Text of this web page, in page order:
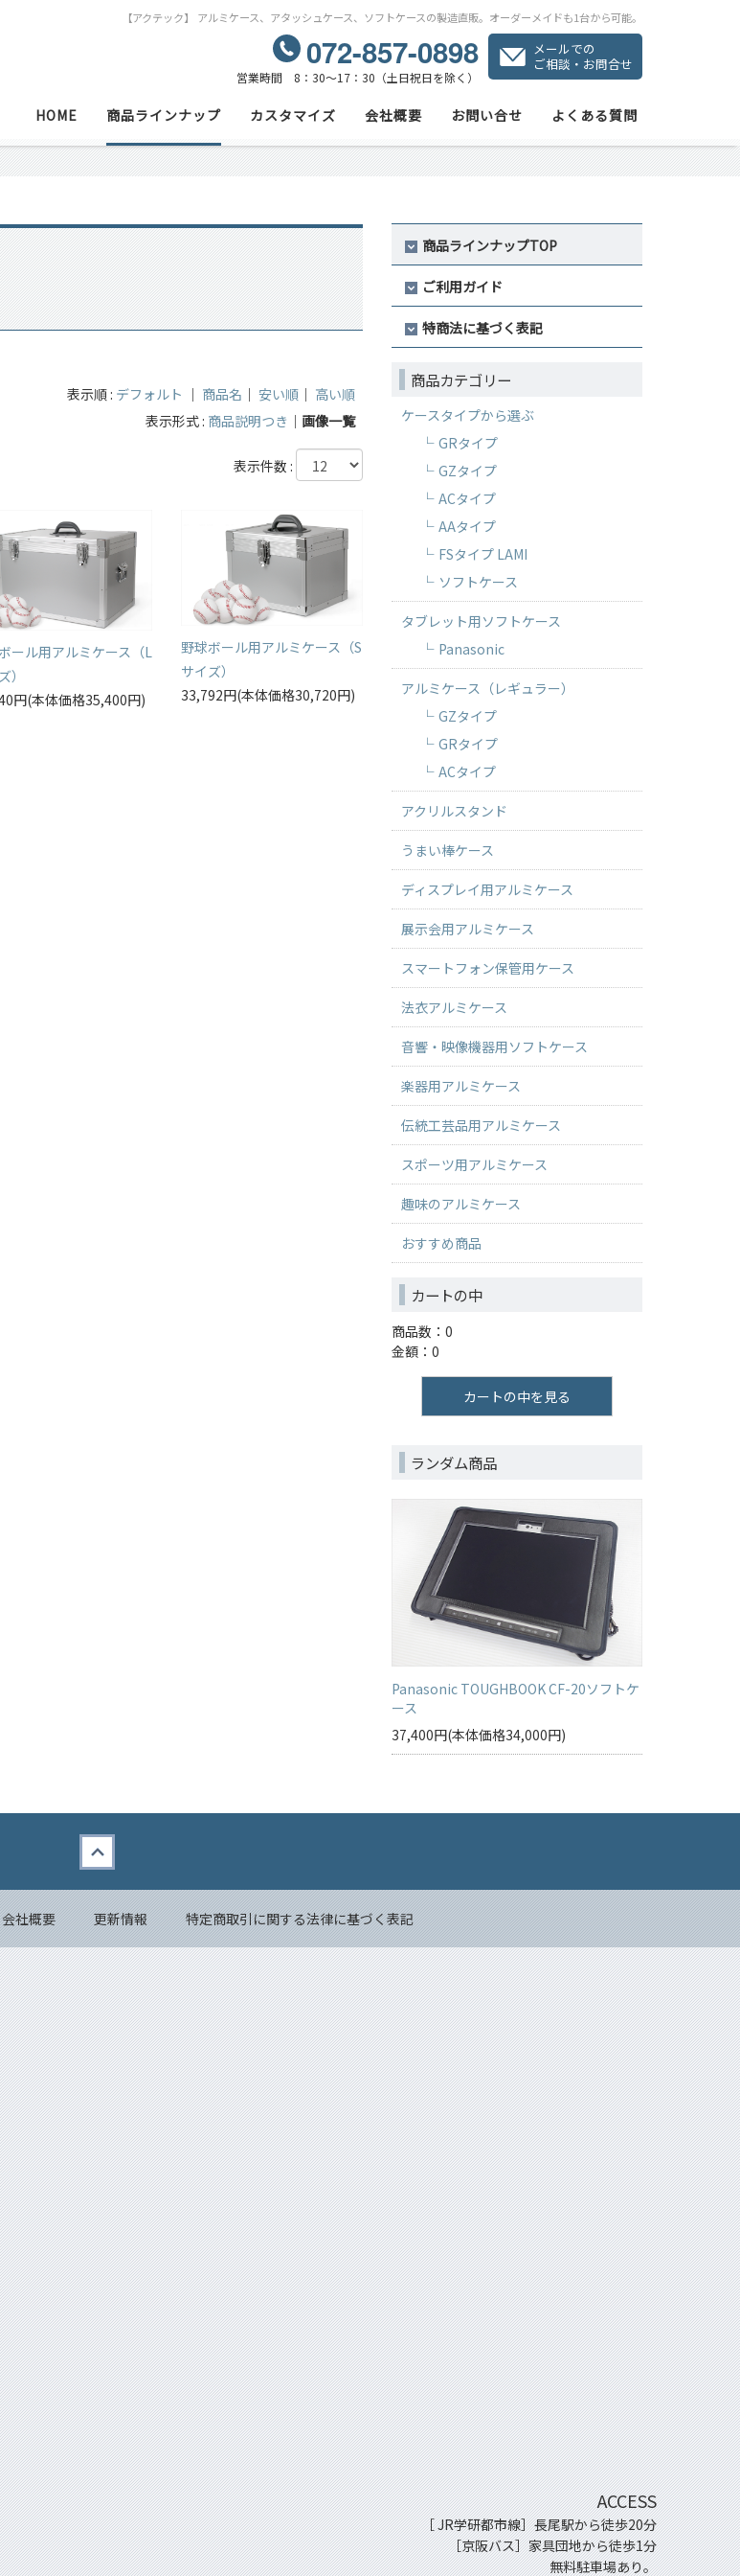
【アクテック】 アルミケース、アタッシュケース、ソフトケースの製造直販。オーダーメイドも1台から可能。
072-857-0898
営業時間 8：30～17：30（土日祝日を除く）
メールでの
ご相談・お問合せ
HOME 商品ラインナップ カスタマイズ 会社概要 お問い合せ よくある質問
表示順 : デフォルト ｜ 商品名 ｜ 安い順｜ 高い順
表示形式 : 商品説明つき ｜ 画像一覧
表示件数 :
ール用アルミケース（L
）
円(本体価格35,400円)
野球ボール用アルミケース（S
サイズ）
33,792円(本体価格30,720円)
商品ラインナップTOP
ご利用ガイド
特商法に基づく表記
商品カテゴリー
ケースタイプから選ぶ
GRタイプ
GZタイプ
ACタイプ
AAタイプ
FSタイプ LAMI
ソフトケース
タブレット用ソフトケース
Panasonic
アルミケース（レギュラー）
GZタイプ
GRタイプ
ACタイプ
アクリルスタンド
うまい棒ケース
ディスプレイ用アルミケース
展示会用アルミケース
スマートフォン保管用ケース
法衣アルミケース
音響・映像機器用ソフトケース
楽器用アルミケース
伝統工芸品用アルミケース
スポーツ用アルミケース
趣味のアルミケース
おすすめ商品
カートの中
商品数：0
金額：0
カートの中を見る
ランダム商品
Panasonic TOUGHBOOK CF-20ソフトケ
ース
37,400円(本体価格34,000円)
会社概要 更新情報 特定商取引に関する法律に基づく表記
ACCESS
［ JR学研都市線］長尾駅から徒歩20分
［京阪バス］家具団地から徒歩1分
無料駐車場あり。
Back to top